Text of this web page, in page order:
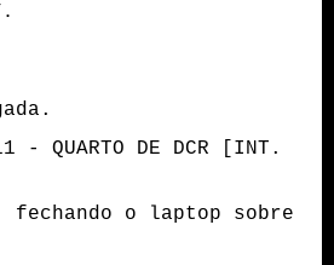
- QUARTO DE DCR [INT.
fechando o laptop sobre